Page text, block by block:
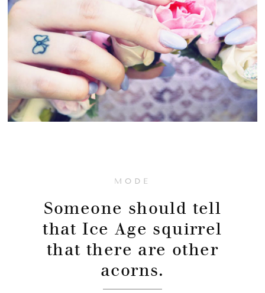
MODE
Someone should tell
that Ice Age squirrel
that there are other
acorns.